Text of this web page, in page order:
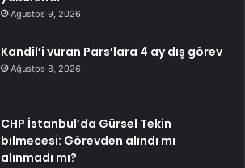
Ağustos 9, 2026
Kandil’i vuran Pars’lara 4 ay dış görev
Ağustos 8, 2026
CHP İstanbul’da Gürsel Tekin
bilmecesi: Görevden alındı mı
alınmadı mı?